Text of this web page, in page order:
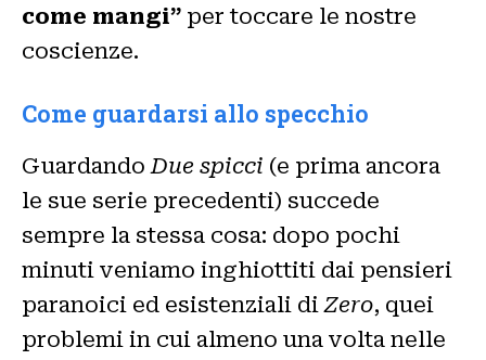
come mangi” per toccare le nostre
coscienze.
Come guardarsi allo specchio
GuardandoDue spicci (e prima ancora
le sue serie precedenti) succede
sempre la stessa cosa: dopo pochi
minuti veniamo inghiottiti dai pensieri
paranoici ed esistenziali diZero, quei
problemi in cui almeno una volta nelle